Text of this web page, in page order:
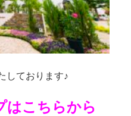
しております♪
はこちらから